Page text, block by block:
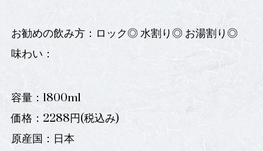
お勧めの飲み方：ロック◎ 水割り◎ お湯割り◎
味わい：
容量：1800ml
価格：2288円(税込み)
原産国：日本